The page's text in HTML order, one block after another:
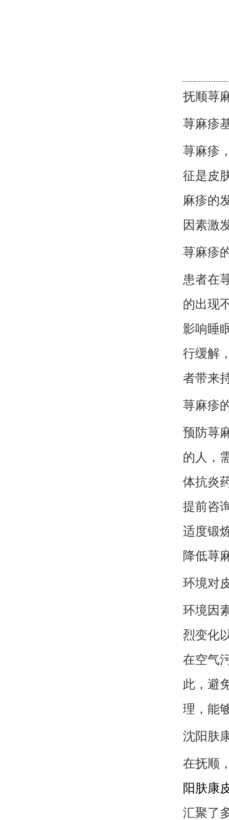
抚顺荨
荨麻疹
荨麻疹
征是皮
麻疹的
因素激
荨麻疹
患者在
的出现
影响睡
行缓解
者带来
荨麻疹
预防荨
的人，
体抗炎
提前咨
适度锻
降低荨
环境对
环境因
烈变化
在空气
此，避
理，能
沈阳肤
在抚顺
阳肤康
汇聚了